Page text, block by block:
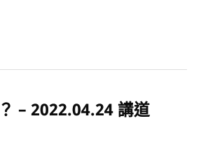
– 2022.04.24 講道